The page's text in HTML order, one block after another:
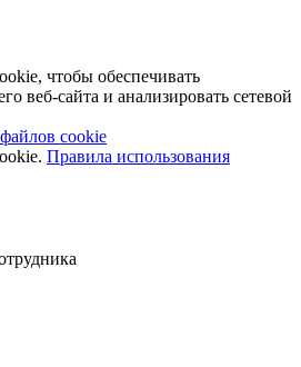
чтобы обеспечивать
веб-сайта и анализировать сетевой
cookie
Правила использования